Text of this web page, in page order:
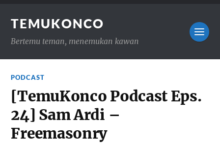
TEMUKONCO
Bertemu teman, menemukan kawan
PODCAST
[TemuKonco Podcast Eps.
24] Sam Ardi –
Freemasonry